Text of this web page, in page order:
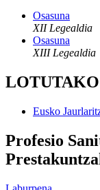
Osasuna
XII Legealdia
Osasuna
XIII Legealdia
Eusko
Profesio